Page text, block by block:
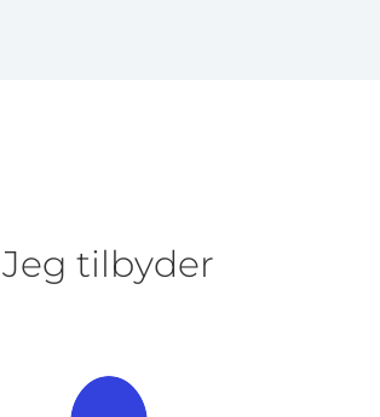
Jeg tilbyder